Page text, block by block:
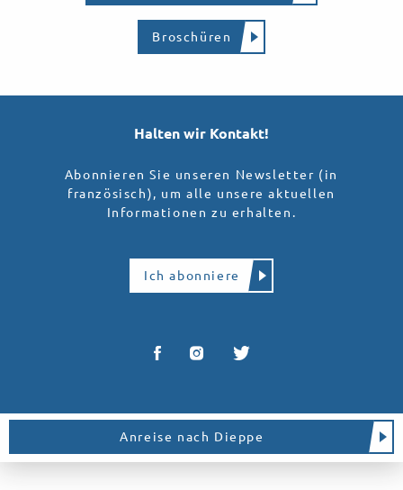
Broschüren
Halten wir Kontakt!
Abonnieren Sie unseren Newsletter (in
französisch), um alle unsere aktuellen
Informationen zu erhalten.
Ich abonniere
Anreise nach Dieppe